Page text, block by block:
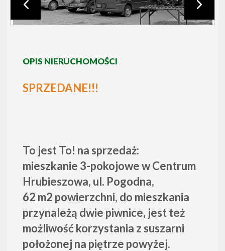
OPIS NIERUCHOMOŚCI
SPRZEDANE!!!
To jest To! na sprzedaż:
mieszkanie 3-pokojowe w Centrum
Hrubieszowa, ul. Pogodna,
62 m2 powierzchni, do mieszkania
przynależą dwie piwnice, jest też
możliwość korzystania z suszarni
położonej na piętrze powyżej.